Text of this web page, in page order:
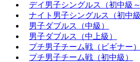
デイ男子シングルス（初中級～
ナイト男子シングルス（初中
男子ダブルス（中級）
男子ダブルス（中上級）
プチ男子チーム戦（ビギナー）
プチ男子チーム戦（初中級）